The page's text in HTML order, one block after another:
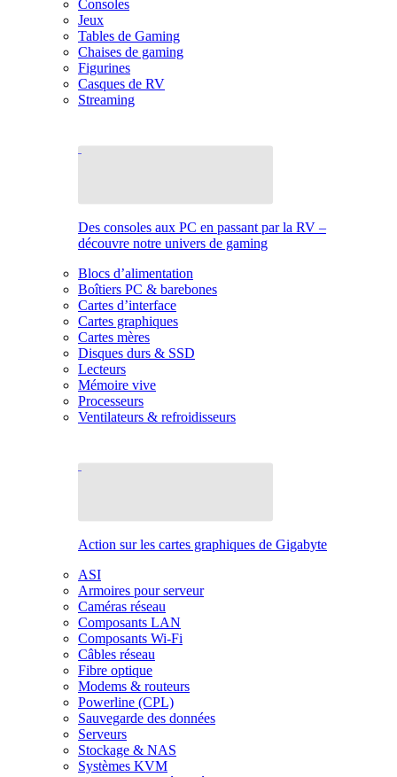
Consoles
Jeux
Tables de Gaming
Chaises de gaming
Figurines
Casques de RV
Streaming
Des consoles aux PC en passant par la RV –
découvre notre univers de gaming
Blocs d’alimentation
Boîtiers PC & barebones
Cartes d’interface
Cartes graphiques
Cartes mères
Disques durs & SSD
Lecteurs
Mémoire vive
Processeurs
Ventilateurs & refroidisseurs
Action sur les cartes graphiques de Gigabyte
ASI
Armoires pour serveur
Caméras réseau
Composants LAN
Composants Wi-Fi
Câbles réseau
Fibre optique
Modems & routeurs
Powerline (CPL)
Sauvegarde des données
Serveurs
Stockage & NAS
Systèmes KVM